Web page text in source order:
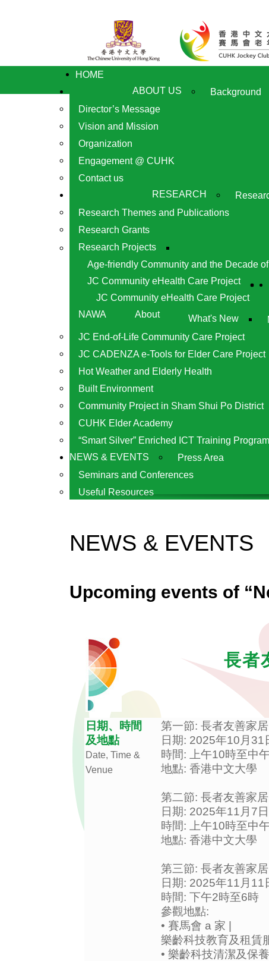
HOME
ABOUT US
Background
Director’s Message
Vision and Mission
Organization
Engagement @ CUHK
Contact us
RESEARCH
Research Themes and Publications
Research Grants
Research Projects
Age-friendly Community and the Decade
JC Community eHealth Care Project
JC Community eHealth Care Project
NAWA
About What's New
JC End-of-Life Community Care Project
JC CADENZA e-Tools for Elder Care Project
Hot Weather and Elderly Health
Built Environment
Community Project in Sham Shui Po District
CUHK Elder Academy
“Smart Silver” Enriched ICT Training
NEWS & EVENTS
Press Area
Seminars and Conferences
Useful Resources
NEWS & EVENTS
Upcoming events of
長者
日期、時間
及地點
Date, Time &
Venue
第一節: 長者友善家居
日期: 2025年10月31
時間: 上午10時至中
地點: 香港中文大學
第二節: 長者友善家居
日期: 2025年11月7
時間: 上午10時至中
地點: 香港中文大學
第三節: 長者友善家居
日期: 2025年11月11
時間: 下午2時至6時
參觀地點:
• 賽馬會 a 家 |
樂齡科技教育及租賃
• 樂齡科技清潔及保